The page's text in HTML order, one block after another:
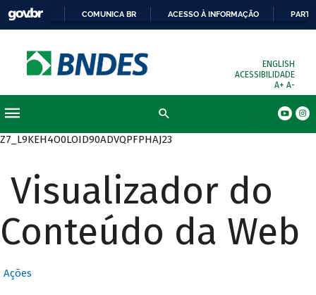
COMUNICA BR ACESSO À INFORMAÇÃO
ENGLISH
ACESSIBILIDADE
A+ A-
Z7_L9KEH4O0LOID90ADVQPFPHAJ23
Visualizador do
Conteúdo da Web
Ações